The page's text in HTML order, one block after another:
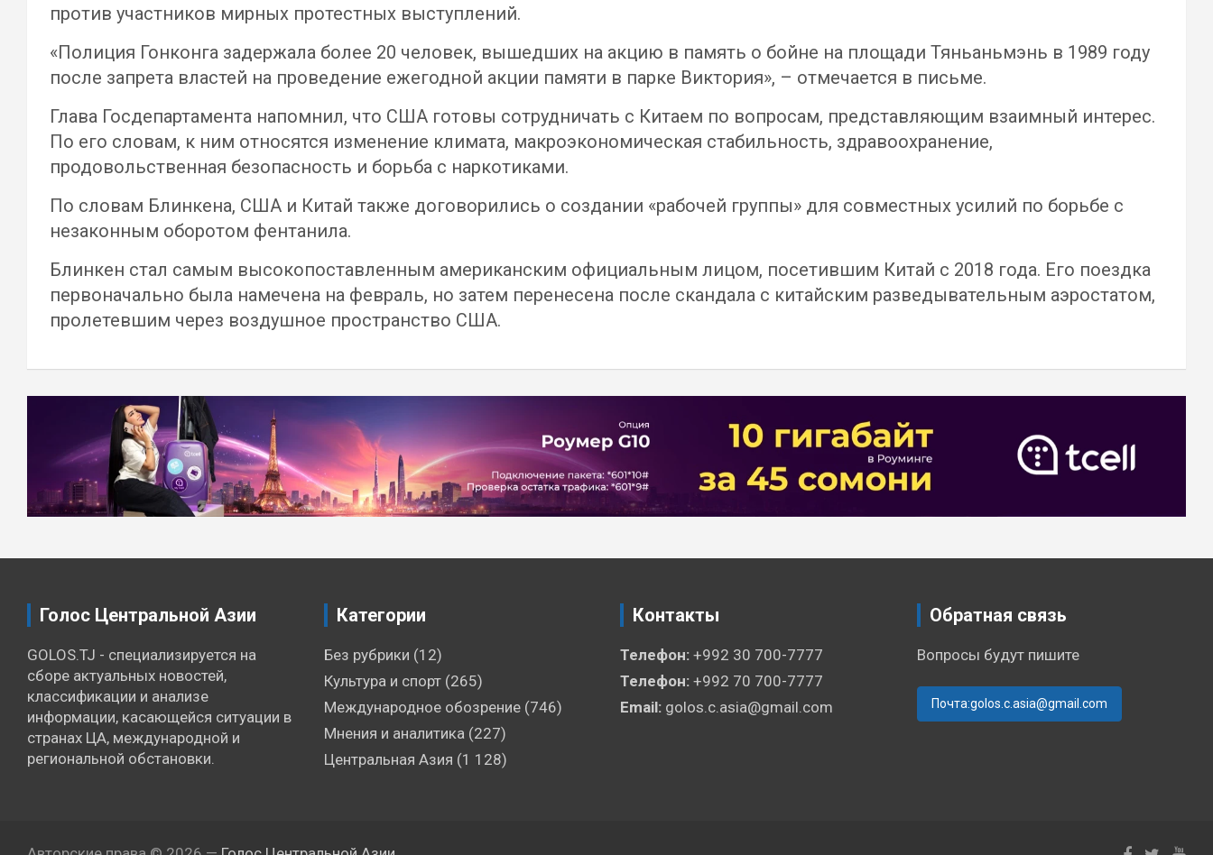
против участников мирных протестных выступлений.
«Полиция Гонконга задержала более 20 человек, вышедших на акцию в память о бойне на площади Тяньаньмэнь в 1989 году
после запрета властей на проведение ежегодной акции памяти в парке Виктория», – отмечается в письме.
Глава Госдепартамента напомнил, что США готовы сотрудничать с Китаем по вопросам, представляющим взаимный интерес.
По его словам, к ним относятся изменение климата, макроэкономическая стабильность, здравоохранение,
продовольственная безопасность и борьба с наркотиками.
По словам Блинкена, США и Китай также договорились о создании «рабочей группы» для совместных усилий по борьбе с
незаконным оборотом фентанила.
Блинкен стал самым высокопоставленным американским официальным лицом, посетившим Китай с 2018 года. Его поездка
первоначально была намечена на февраль, но затем перенесена после скандала с китайским разведывательным аэростатом,
пролетевшим через воздушное пространство США.
Навигация
записям
Голос Центральной Азии
GOLOS.TJ - специализируется на
сборе актуальных новостей,
классификации и анализе
информации, касающейся ситуации в
странах ЦА, международной и
региональной обстановки.
Категории
Без рубрики (12)
Культура и спорт(265)
Международное обозрение(746)
Мнения и аналитика (227)
Центральная Азия (1 128)
Контакты
Телефон: +992 30 700-7777
Телефон: +992 70 700-7777
Email: golos.c.asia@gmail.com
Обратная связь
Вопросы будут пишите
Почта:golos.c.asia@gmail.com